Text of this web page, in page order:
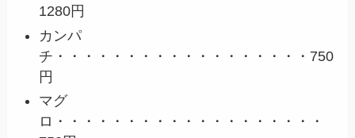
1280円
カンパ
チ・・・・・・・・・・・・・・・・・・750
円
マグ
ロ・・・・・・・・・・・・・・・・・・・